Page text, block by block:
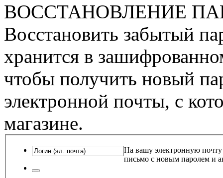
ВОССТАНОВЛЕНИЕ
Восстановить забытый
хранится в
чтобы получить новый
электронной почты, с
магазине.
На вашу электронную почту
письмо с новым паролем и